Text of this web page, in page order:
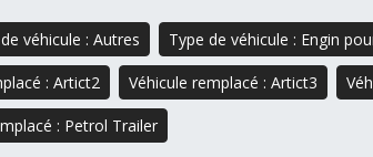
véhicule : Autres Type de véhicule : Engin
: Artict2 Véhicule remplacé : Artict3
: Petrol Trailer